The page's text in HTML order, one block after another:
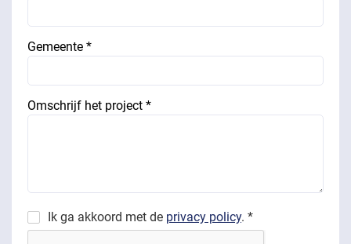
Gemeente *
Omschrijf het project *
Ik ga akkoord met de privacy policy. *